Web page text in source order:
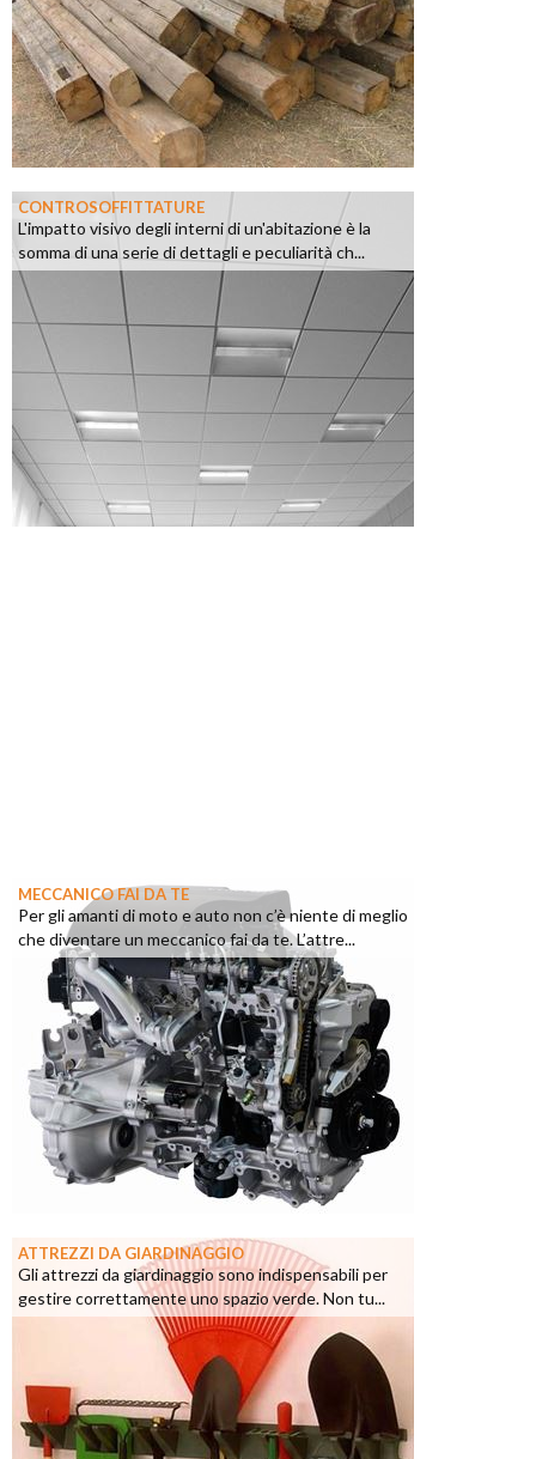
CONTROSOFFITTATURE
L'impatto visivo degli interni di un'abitazione è la
somma di una serie di dettagli e peculiarità ch...
MECCANICO FAI DA TE
Per gli amanti di moto e auto non c’è niente di meglio
che diventare un meccanico fai da te. L’attre...
ATTREZZI DA GIARDINAGGIO
Gli attrezzi da giardinaggio sono indispensabili per
gestire correttamente uno spazio verde. Non tu...